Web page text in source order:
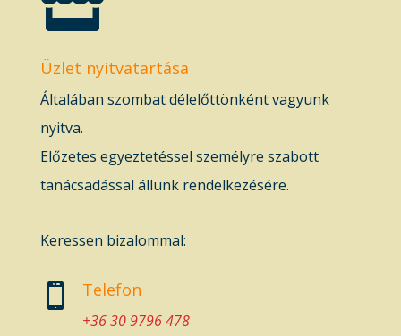
Üzlet nyitvatartása
Általában szombat délelőttönként vagyunk
nyitva.
Előzetes egyeztetéssel személyre szabott
tanácsadással állunk rendelkezésére.
Keressen bizalommal:
 Telefon
+36 30 9796 478